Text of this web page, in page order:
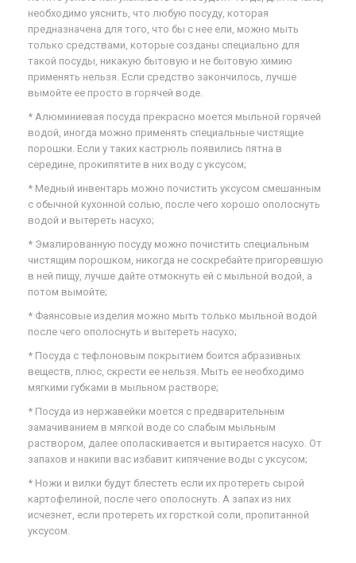
необходимо уяснить, что любую посуду, которая
предназначена для того, что бы с нее ели, можно мыть
только средствами, которые созданы специально для
такой посуды, никакую бытовую и не бытовую химию
применять нельзя. Если средство закончилось, лучше
вымойте ее просто в горячей воде.
* Алюминиевая посуда прекрасно моется мыльной горячей
водой, иногда можно применять специальные чистящие
порошки. Если у таких кастрюль появились пятна в
середине, прокипятите в них воду с уксусом;
* Медный инвентарь можно почистить уксусом смешанным
с обычной кухонной солью, после чего хорошо ополоснуть
водой и вытереть насухо;
* Эмалированную посуду можно почистить специальным
чистящим порошком, никогда не соскребайте пригоревшую
в ней пищу, лучше дайте отмокнуть ей с мыльной водой, а
потом вымойте;
* Фаянсовые изделия можно мыть только мыльной водой
после чего ополоснуть и вытереть насухо;
* Посуда с тефлоновым покрытием боится абразивных
веществ, плюс, скрести ее нельзя. Мыть ее необходимо
мягкими губками в мыльном растворе;
* Посуда из нержавейки моется с предварительным
замачиванием в мягкой воде со слабым мыльным
раствором, далее ополаскивается и вытирается насухо. От
запахов и накипи вас избавит кипячение воды с уксусом;
* Ножи и вилки будут блестеть если их протереть сырой
картофелиной, после чего ополоснуть. А запах из них
исчезнет, если протереть их горсткой соли, пропитанной
уксусом.